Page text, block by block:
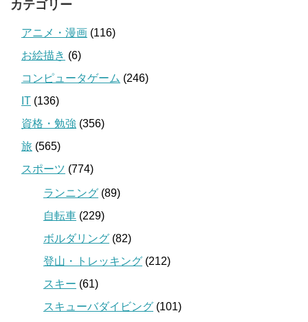
カテゴリー
アニメ・漫画 (116)
お絵描き (6)
コンピュータゲーム (246)
IT (136)
資格・勉強 (356)
旅 (565)
スポーツ (774)
ランニング (89)
自転車 (229)
ボルダリング (82)
登山・トレッキング (212)
スキー (61)
スキューバダイビング (101)